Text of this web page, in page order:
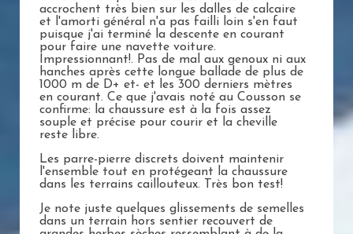
accrochent très bien sur les dalles de calcaire
et l'amorti général n'a pas failli loin s'en faut
puisque j'ai terminé la descente en courant
pour faire une navette voiture.
Impressionnant!. Pas de mal aux genoux ni aux
hanches après cette longue ballade de plus de
1000 m de D+ et- et les 300 derniers mètres
en courant. Ce que j'avais noté au Cousson se
confirme: la chaussure est à la fois assez
souple et précise pour courir et la cheville
reste libre.
Les parre-pierre discrets doivent maintenir
l'ensemble tout en protégeant la chaussure
dans les terrains caillouteux. Très bon test!
Je note juste quelques glissements de semelles
dans un terrain hors sentier recouvert de